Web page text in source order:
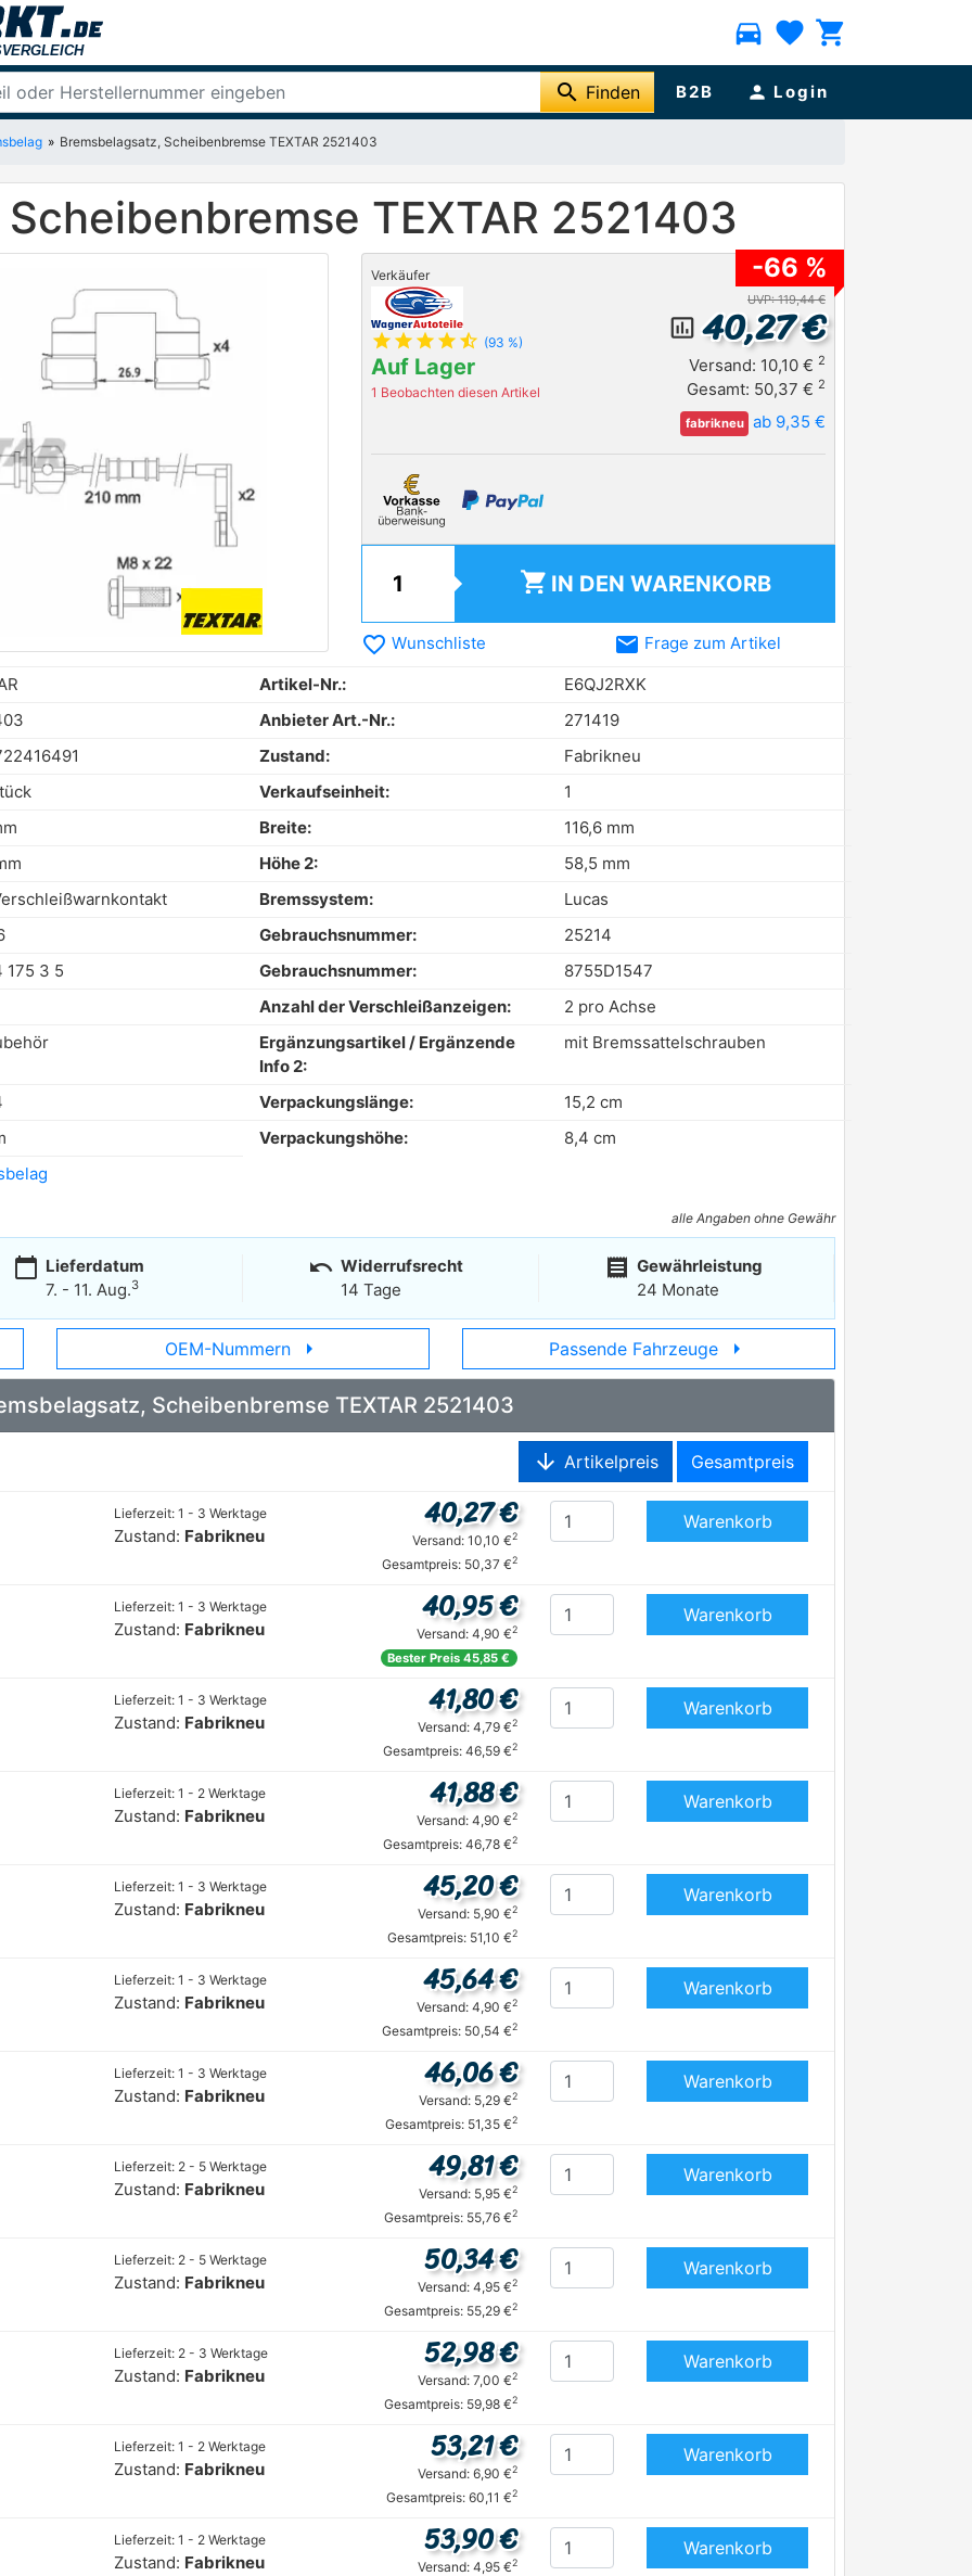
directions_car favorite shopping_cart
search Finden B2B person Login
Bremsbelagsatz, Scheibenbremse TEXTAR 2521403
TEXTAR 2521403
Verkäufer
star star star star star_half (93 %)
Auf Lager
1 Beobachten diesen Artikel
-66 %
UVP: 119,44 €
insert_chart_outlined 40,27 €
Versand: 10,10 € 2
Gesamt: 50,37 € 2
fabrikneu ab 9,35 €
shopping_cart IN DEN WARENKORB
favorite_border Wunschliste email Frage zum Artikel
Artikel-Nr.:
E6QJ2RXK
Anbieter Art.-Nr.:
271419
Zustand:
Fabrikneu
Verkaufseinheit:
1
Breite:
116,6 mm
Höhe 2:
58,5 mm
Bremssystem:
Lucas
Gebrauchsnummer:
25214
175 3 5 Gebrauchsnummer:
8755D1547
Anzahl der Verschleißanzeigen:
2 pro Achse
Ergänzungsartikel / Ergänzende
Info 2:
mit Bremssattelschrauben
Verpackungslänge:
15,2 cm
Verpackungshöhe:
8,4 cm
alle Angaben ohne Gewähr
calendar_today Lieferdatum
7. - 11. Aug.3
undo Widerrufsrecht
14 Tage
receipt Gewährleistung
24 Monate
OEM-Nummern arrow_right Passende Fahrzeuge arrow_right
Scheibenbremse TEXTAR 2521403
arrow_downward Artikelpreis Gesamtpreis
Lieferzeit: 1 - 3 Werktage
Zustand: Fabrikneu
40,27 €
Versand: 10,10 €2
Gesamtpreis: 50,37 €2
Warenkorb
Lieferzeit: 1 - 3 Werktage
Zustand: Fabrikneu
40,95 €
Versand: 4,90 €2
Bester Preis 45,85 €
Warenkorb
Lieferzeit: 1 - 3 Werktage
Zustand: Fabrikneu
41,80 €
Versand: 4,79 €2
Gesamtpreis: 46,59 €2
Warenkorb
Lieferzeit: 1 - 2 Werktage
Zustand: Fabrikneu
41,88 €
Versand: 4,90 €2
Gesamtpreis: 46,78 €2
Warenkorb
Lieferzeit: 1 - 3 Werktage
Zustand: Fabrikneu
45,20 €
Versand: 5,90 €2
Gesamtpreis: 51,10 €2
Warenkorb
Lieferzeit: 1 - 3 Werktage
Zustand: Fabrikneu
45,64 €
Versand: 4,90 €2
Gesamtpreis: 50,54 €2
Warenkorb
Lieferzeit: 1 - 3 Werktage
Zustand: Fabrikneu
46,06 €
Versand: 5,29 €2
Gesamtpreis: 51,35 €2
Warenkorb
Lieferzeit: 2 - 5 Werktage
Zustand: Fabrikneu
49,81 €
Versand: 5,95 €2
Gesamtpreis: 55,76 €2
Warenkorb
Lieferzeit: 2 - 5 Werktage
Zustand: Fabrikneu
50,34 €
Versand: 4,95 €2
Gesamtpreis: 55,29 €2
Warenkorb
Lieferzeit: 2 - 3 Werktage
Zustand: Fabrikneu
52,98 €
Versand: 7,00 €2
Gesamtpreis: 59,98 €2
Warenkorb
Lieferzeit: 1 - 2 Werktage
Zustand: Fabrikneu
53,21 €
Versand: 6,90 €2
Gesamtpreis: 60,11 €2
Warenkorb
Lieferzeit: 1 - 2 Werktage
Zustand: Fabrikneu
53,90 €
Versand: 4,95 €2
Warenkorb